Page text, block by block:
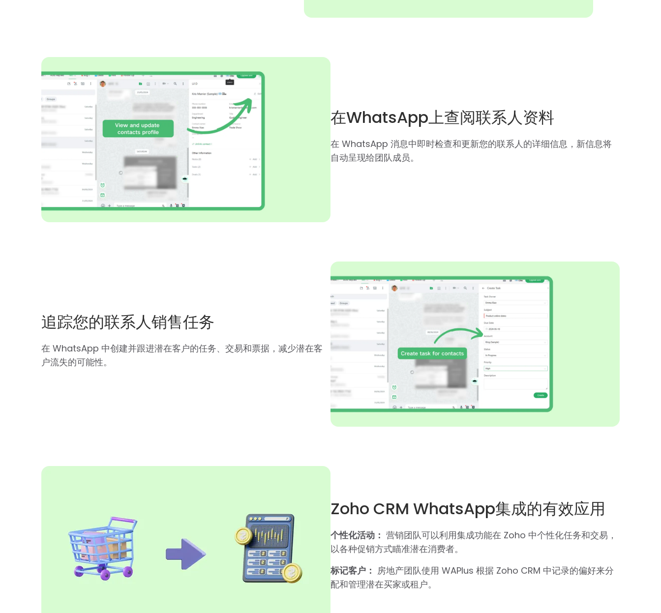
在WhatsApp上查阅联系人资料
在 WhatsApp 消息中即时检查和更新您的联系人的详细信息，新信息将
自动呈现给团队成员。
追踪您的联系人销售任务
在 WhatsApp 中创建并跟进潜在客户的任务、交易和票据，减少潜在客
户流失的可能性。
Zoho CRM WhatsApp集成的有效应用
个性化活动： 营销团队可以利用集成功能在 Zoho 中个性化任务和交易，
以各种促销方式瞄准潜在消费者。
标记客户： 房地产团队使用 WAPlus 根据 Zoho CRM 中记录的偏好来分
配和管理潜在买家或租户。